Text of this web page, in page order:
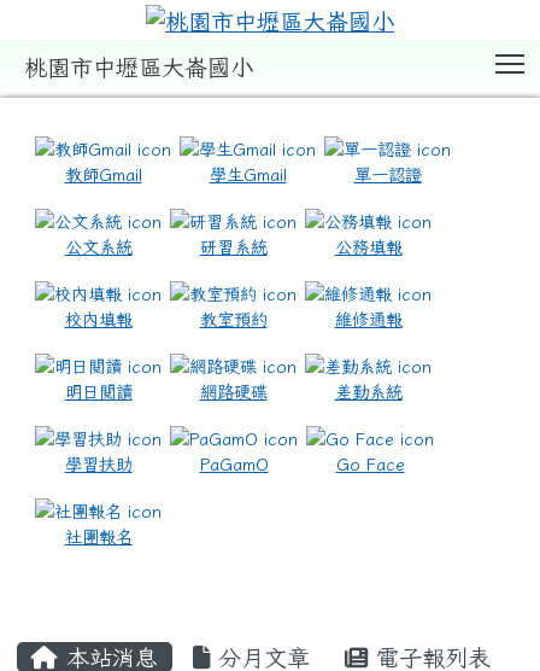
桃園市中壢區大崙國小
教師Gmail 學生Gmail 單一認證
公文系統 研習系統 公務填報
校內填報 教室預約 維修通報
明日閱讀 網路硬碟 差勤系統
學習扶助 PaGamO Go Face
社團報名
本站消息 分月文章 電子報列表